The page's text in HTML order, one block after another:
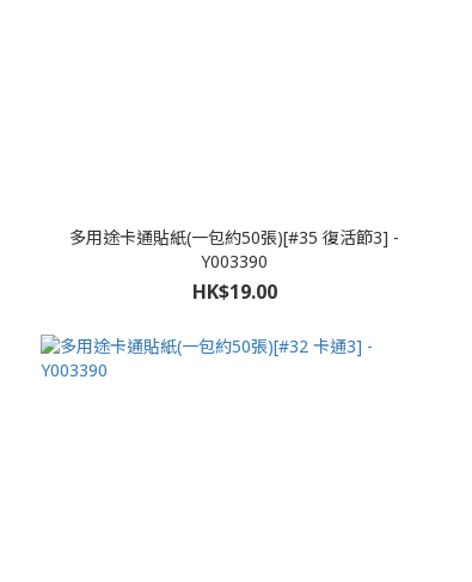
多用途卡通貼紙(一包約50張)[#35 復活節3] -
Y003390
HK$19.00